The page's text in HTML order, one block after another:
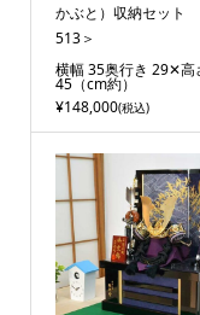
かぶと）収納セット
513＞
横幅 35奥行き 29✕高
45（cm約）
¥148,000(税込)